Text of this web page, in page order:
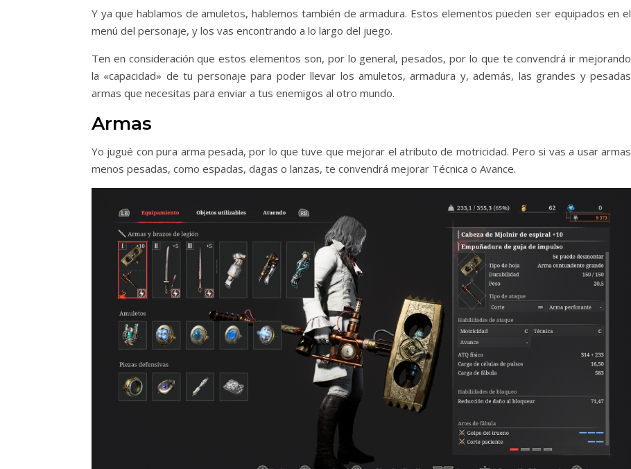
Y ya que hablamos de amuletos, hablemos también de armadura. Estos elementos pueden ser equipados en el
menú del personaje, y los vas encontrando a lo largo del juego.
Ten en consideración que estos elementos son, por lo general, pesados, por lo que te convendrá ir mejorando
la «capacidad» de tu personaje para poder llevar los amuletos, armadura y, además, las grandes y pesadas
armas que necesitas para enviar a tus enemigos al otro mundo.
Armas
Yo jugué con pura arma pesada, por lo que tuve que mejorar el atributo de motricidad. Pero si vas a usar armas
menos pesadas, como espadas, dagas o lanzas, te convendrá mejorar Técnica o Avance.